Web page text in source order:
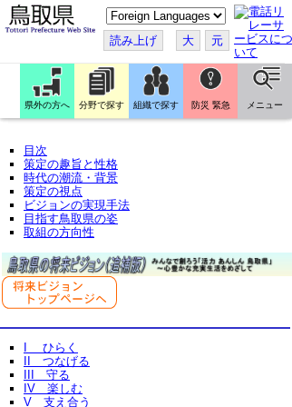
こ
の
ペ
ー
ジ
を
翻
訳
す
読み上げ 大 元
県外の方へ 分野で探す 組織で探す 防災 緊急 メニュー
目次
策定の趣旨と性格
時代の潮流・背景
策定の視点
ビジョンの実現手法
目指す鳥取県の姿
取組の方向性
I ひらく
II つなげる
III 守る
IV 楽しむ
V 支え合う